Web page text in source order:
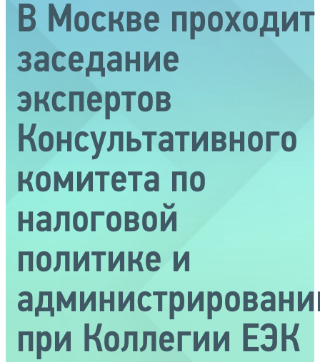
В Москве проходит
заседание
экспертов
Консультативного
комитета по
налоговой
политике и
при Коллегии ЕЭК